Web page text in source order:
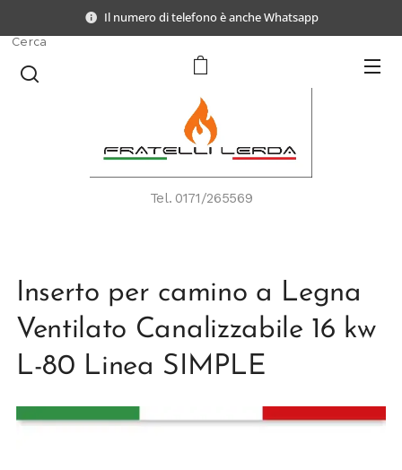
Il numero di telefono è anche Whatsapp
Tel. 0171/265569
Cerca
Inserto per camino a Legna
Ventilato Canalizzabile 16 kw
L-80 Linea SIMPLE